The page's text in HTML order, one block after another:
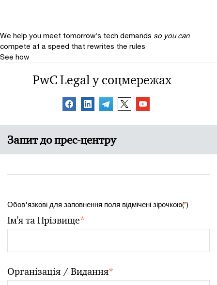
We help you meet tomorrow’s tech demands so you can
compete at a speed that rewrites the rules
See how
PwC Legal у соцмережах
Запит до прес-центру
Обов'язкові для заповнення поля відмічені зірочкою(*)
Ім'я та Прізвище*
Організація / Видання*